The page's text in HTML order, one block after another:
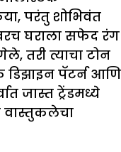
परंतु शोभिवंत
घराला सफेद रंग
तरी त्याचा टोन
डिझाइन पॅटर्न आणि
जास्त ट्रेंडमध्ये
वास्तुकलेचा